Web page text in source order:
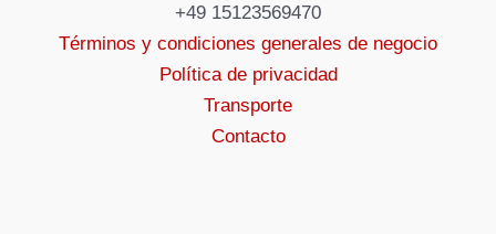
+49 15123569470
Términos y condiciones generales de negocio
Política de privacidad
Transporte
Contacto